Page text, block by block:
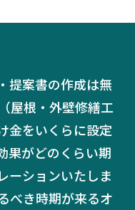
提案書の作成は無
屋根・外壁修繕工
金をいくらに設定
果がどのくらい期
ーションいたしま
べき時期が来るオ